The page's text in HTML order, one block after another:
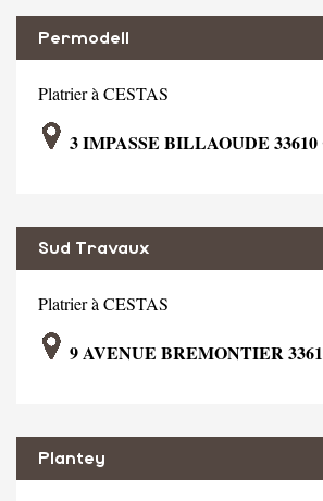
Permodell
Platrier à CESTAS
3 IMPASSE BILLAOUDE 33610
Sud Travaux
Platrier à CESTAS
9 AVENUE BREMONTIER
Plantey